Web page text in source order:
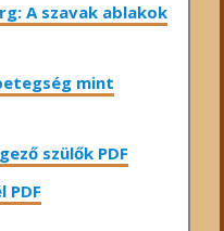
A szavak ablakok
mint
szülők PDF
PDF